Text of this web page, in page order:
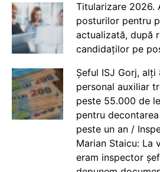
Titularizare 2026.
posturilor pentru
actualizată, după
candidaților pe
Șeful ISJ Gorj,
personal auxiliar
peste 55.000 de
pentru
peste un an /
Marian Staicu: La
eram inspector